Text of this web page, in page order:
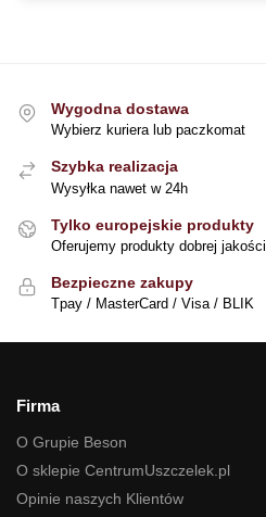
Wygodna dostawa
Wybierz kuriera lub paczkomat
Szybka realizacja
Wysyłka nawet w 24h
Tylko europejskie produkty
Oferujemy produkty dobrej jakości
Bezpieczne zakupy
Tpay / MasterCard / Visa / BLIK
Firma
O Grupie Beson
O sklepie CentrumUszczelek.pl
Opinie naszych Klientów